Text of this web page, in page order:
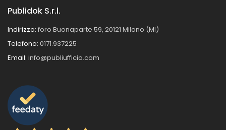
Publidok S.r.l.
Indirizzo: foro Buonaparte 59, 20121 Milano (MI)
Telefono: 0171.937225
Email: info@publiufficio.com